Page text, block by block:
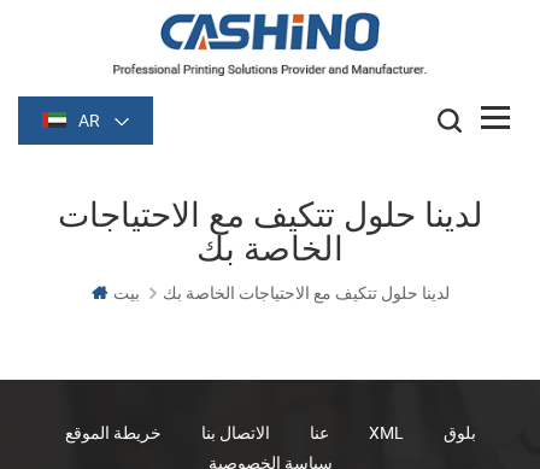
AR
لدينا حلول تتكيف مع الاحتياجات
الخاصة بك
بيت لدينا حلول تتكيف مع الاحتياجات الخاصة بك
عنا الاتصال بنا خريطة الموقع XML
بلوق
سياسة الخصوصية